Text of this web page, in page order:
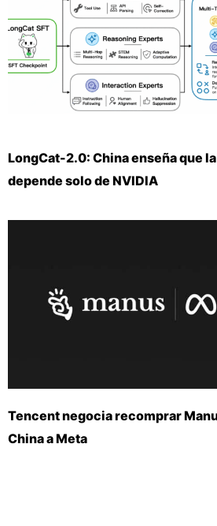
LongCat-2.0: China enseña que
depende solo de NVIDIA
Tencent negocia recomprar
China a Meta